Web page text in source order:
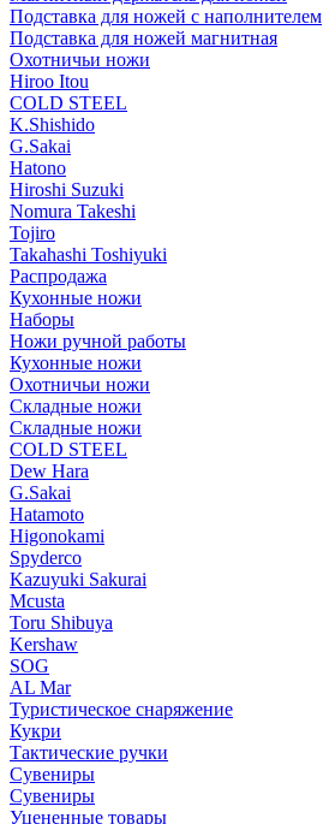
Подставка для ножей с наполнителем
Подставка для ножей магнитная
Охотничьи ножи
Hiroo Itou
COLD STEEL
K.Shishido
G.Sakai
Hatono
Hiroshi Suzuki
Nomura Takeshi
Tojiro
Takahashi Toshiyuki
Распродажа
Кухонные ножи
Наборы
Ножи ручной работы
Кухонные ножи
Охотничьи ножи
Складные ножи
Складные ножи
COLD STEEL
Dew Hara
G.Sakai
Hatamoto
Higonokami
Spyderco
Kazuyuki Sakurai
Mcusta
Toru Shibuya
Kershaw
SOG
AL Mar
Туристическое снаряжение
Кукри
Тактические ручки
Сувениры
Сувениры
Уцененные товары